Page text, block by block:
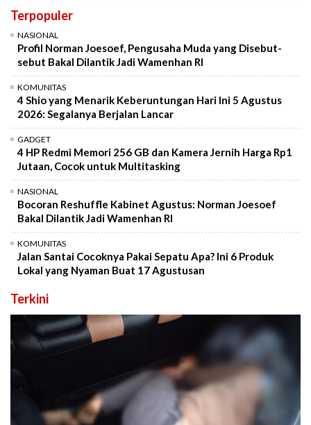
Terpopuler
NASIONAL
Profil Norman Joesoef, Pengusaha Muda yang Disebut-
sebut Bakal Dilantik Jadi Wamenhan RI
KOMUNITAS
4 Shio yang Menarik Keberuntungan Hari Ini 5 Agustus
2026: Segalanya Berjalan Lancar
GADGET
4 HP Redmi Memori 256 GB dan Kamera Jernih Harga Rp1
Jutaan, Cocok untuk Multitasking
NASIONAL
Bocoran Reshuffle Kabinet Agustus: Norman Joesoef
Bakal Dilantik Jadi Wamenhan RI
KOMUNITAS
Jalan Santai Cocoknya Pakai Sepatu Apa? Ini 6 Produk
Lokal yang Nyaman Buat 17 Agustusan
Terkini